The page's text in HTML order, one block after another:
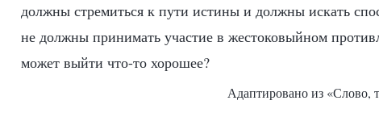
должны стремиться к пути истины и должны искать
не должны принимать участие в жестоковыйном
может выйти что-то хорошее?
Адаптировано из «Слово,